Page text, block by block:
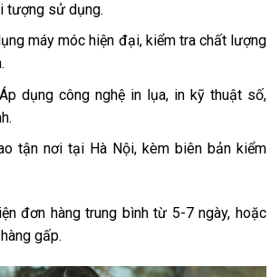
tượng sử dụng.
máy móc hiện đại, kiểm tra chất lượng
dụng công nghệ in lụa, in kỹ thuật số,
tận nơi tại Hà Nội, kèm biên bản kiểm
đơn hàng trung bình từ 5-7 ngày, hoặc
gấp.